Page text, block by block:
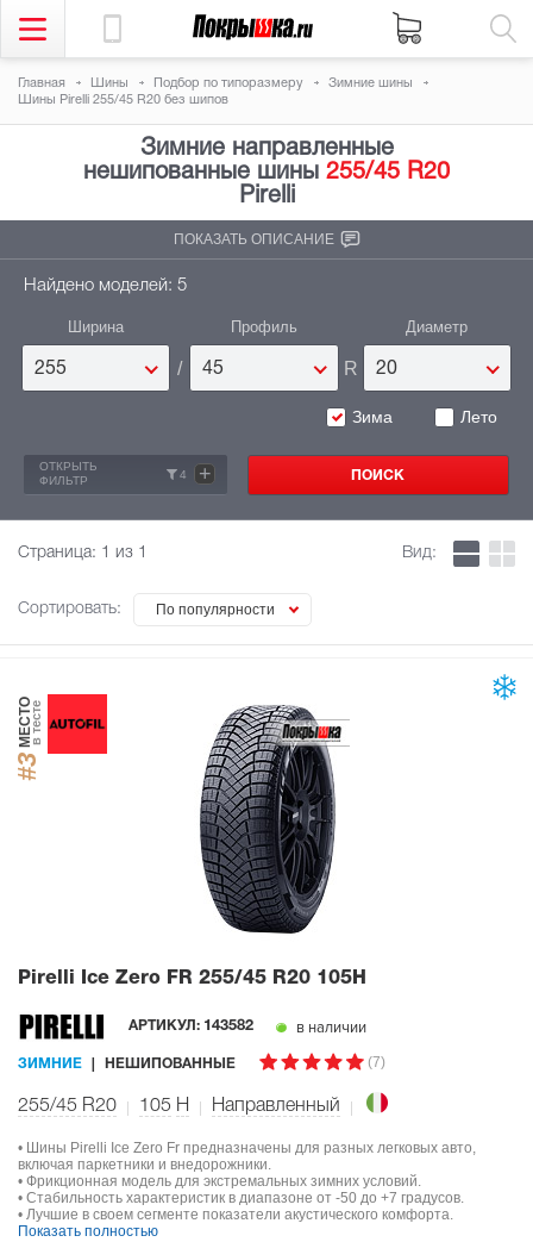
Главная Шины Подбор по типоразмеру
Зимние шины
Шины Pirelli 255/45 R20 без шипов
Зимние направленные
нешипованные шины 255/45 R20
Pirelli
ПОКАЗАТЬ ОПИСАНИЕ
Найдено моделей: 5
Ширина
255 /
Профиль
45 R
Диаметр
20
Зима Лето
ОТКРЫТЬ
ФИЛЬТР
4 +
Страница: 1 из 1
Сортировать: По популярности
Вид:
#3
МЕСТОв тесте
Pirelli Ice Zero FR 255/45 R20 105H
АРТИКУЛ: 143582 в наличии
ЗИМНИЕ НЕШИПОВАННЫЕ (7)
255/45 R20 105 H Направленный
• Шины Pirelli Ice Zero Fr предназначены для разных легковых авто,
включая паркетники и внедорожники.
• Фрикционная модель для экстремальных зимних условий.
• Стабильность характеристик в диапазоне от -50 до +7 градусов.
• Лучшие в своем сегменте показатели акустического комфорта.
Показать полностью